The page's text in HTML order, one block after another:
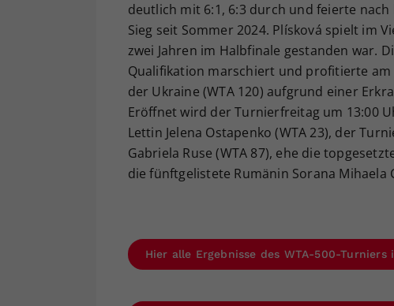
deutlich mit 6:1, 6:3 durch und feierte
Sieg seit Sommer 2024. Plísková spielt im
zwei Jahren im Halbfinale gestanden war.
Qualifikation marschiert und profitierte
der Ukraine (WTA 120) aufgrund einer
Eröffnet wird der Turnierfreitag um 13:00
Lettin Jelena Ostapenko (WTA 23), der
Gabriela Ruse (WTA 87), ehe die
die fünftgelistete Rumänin Sorana Mihaela
Hier alle Ergebnisse des WTA-500-Turniers